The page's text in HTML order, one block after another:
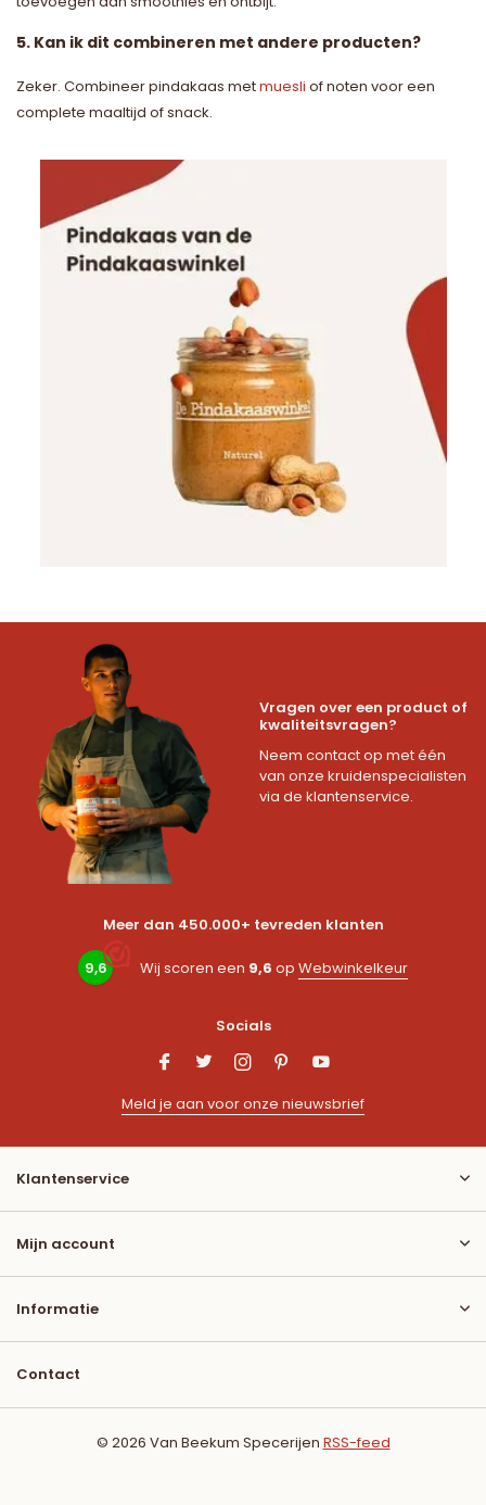
5. Kan ik dit combineren met andere producten?
Zeker. Combineer pindakaas metmuesli of noten voor een
complete maaltijd of snack.
Vragen over een product of
kwaliteitsvragen?
Neem contact op met één
van onze kruidenspecialisten
via de klantenservice.
Meer dan 450.000+ tevreden klanten
9,6 Wij scoren een 9,6 op Webwinkelkeur
Socials
Meld je aan voor onze nieuwsbrief
Klantenservice
Mijn account
Informatie
Contact
© 2026 Van Beekum Specerijen RSS-feed